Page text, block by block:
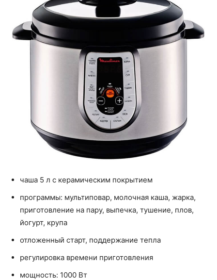
чаша 5 л с керамическим покрытием
программы: мультиповар, молочная каша, жарка,
приготовление на пару, выпечка, тушение, плов,
йогурт, крупа
отложенный старт, поддержание тепла
регулировка времени приготовления
мощность: 1000 Вт